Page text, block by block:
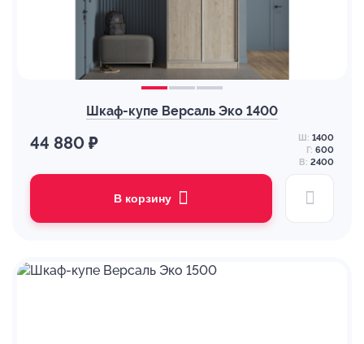
Шкаф-купе Версаль Эко 1400
44 880 ₽ Ш: 1400
Г: 600
В: 2400
В корзину